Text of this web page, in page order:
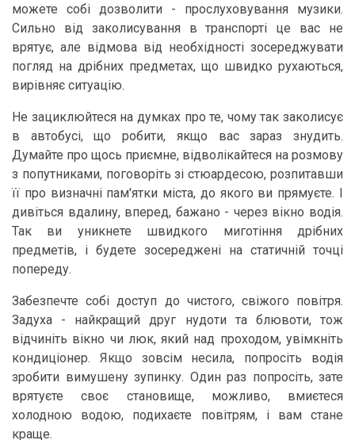
можете собі дозволити - прослуховування музики.
Сильно від заколисування в транспорті це вас не
врятує, але відмова від необхідності зосереджувати
погляд на дрібних предметах, що швидко рухаються,
вирівняє ситуацію.
Не зациклюйтеся на думках про те, чому так заколисує
в автобусі, що робити, якщо вас зараз знудить.
Думайте про щось приємне, відволікайтеся на розмову
з попутниками, поговоріть зі стюардесою, розпитавши
її про визначні пам'ятки міста, до якого ви прямуєте. І
дивіться вдалину, вперед, бажано - через вікно водія.
Так ви уникнете швидкого миготіння дрібних
предметів, і будете зосереджені на статичній точці
попереду.
Забезпечте собі доступ до чистого, свіжого повітря.
Задуха - найкращий друг нудоти та блювоти, тож
відчиніть вікно чи люк, який над проходом, увімкніть
кондиціонер. Якщо зовсім несила, попросіть водія
зробити вимушену зупинку. Один раз попросіть, зате
врятуєте своє становище, можливо, вмиєтеся
холодною водою, подихаєте повітрям, і вам стане
краще.